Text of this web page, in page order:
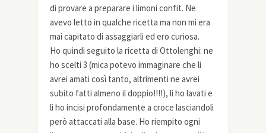
di provare a preparare i limoni confit. Ne
avevo letto in qualche ricetta ma non mi era
mai capitato di assaggiarli ed ero curiosa.
Ho quindi seguito la ricetta di Ottolenghi: ne
ho scelti 3 (mica potevo immaginare che li
avrei amati così tanto, altrimenti ne avrei
subito fatti almeno il doppio!!!!), li ho lavati e
li ho incisi profondamente a croce lasciandoli
però attaccati alla base. Ho riempito ogni